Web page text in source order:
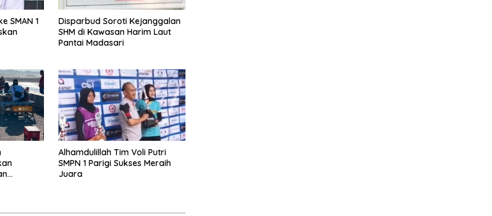
SMAN 1
Disparbud Soroti Kejanggalan
SHM di Kawasan Harim Laut
Pantai Madasari
Alhamdulillah Tim Voli Putri
SMPN 1 Parigi Sukses Meraih
Juara